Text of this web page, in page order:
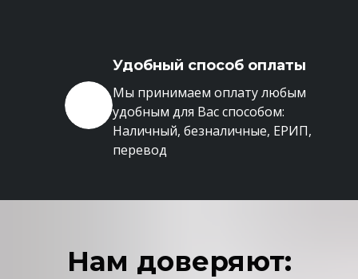
Удобный способ оплаты
Мы принимаем оплату любым
удобным для Вас способом:
Наличный, безналичные, ЕРИП,
перевод
Нам доверяют: